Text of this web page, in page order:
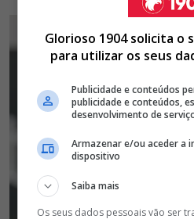
Glorioso 1904 solicita o
para utilizar os seus
Publicidade e conteúdos
publicidade e conteúdos,
desenvolvimento de
Armazenar e/ou aceder a
dispositivo
Saiba mais
Os seus dados pessoais vão ser